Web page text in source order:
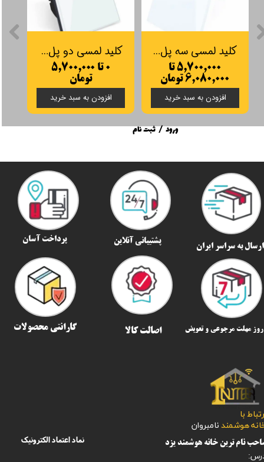
کلید لمسی دو پل هوشمند تویا
۰ تا ۵,۷۰۰,۰۰۰
تومان
افزودن به سبد خرید
کلید لمسی سه پل هوشمند تویا
۵,۷۰۰,۰۰۰ تا
۶,۰۸۰,۰۰۰ تومان
افزودن به سبد خرید
ورود / ثبت نام
با
هوشمند نامبروان
نماد اعتماد الکترونیک
ارسال به سراسر ایران​​​​​​​
پشتیبانی آنلاین پرداخت آسان
اصالت کالا گارانتی محصولات
نام ترین خانه هوشمند یزد